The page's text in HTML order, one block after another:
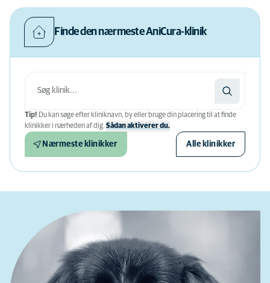
Finde den nærmeste AniCura-klinik
Tip! Du kan søge efter kliniknavn, by eller bruge din placering til at finde
klinikker i nærheden af ​​dig. Sådan aktiverer du.
Nærmeste klinikker Alle klinikker